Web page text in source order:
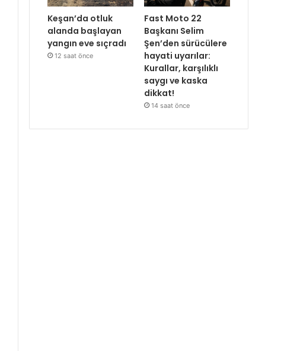
Keşan’da otluk
alanda başlayan
yangın eve sıçradı
12 saat önce
Fast Moto 22
Başkanı Selim
Şen’den sürücülere
hayati uyarılar:
Kurallar, karşılıklı
saygı ve kaska
dikkat!
14 saat önce